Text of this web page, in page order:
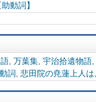
動詞】
万葉集 宇治拾遺物語
詞 悲田院の尭蓮上人は